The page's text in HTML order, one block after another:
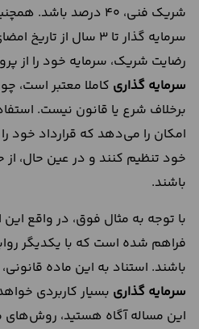
شریک فنی، 40 درصد
سرمایه گذار تا 3 سال از
رضایت شریک، سرمایه خود را از
سرمایه گذاری کاملا معتبر است،
امکان را می‌دهد که قرارداد خود
خود تنظیم کنند و در عین حال، از
باشند.
با توجه به مثال فوق، در واقع این
فراهم شده است که با یکدیگر
باشند. استناد به این ماده
سرمایه گذاری بسیار کاربردی
این مساله آگاه هستید، روش‌های